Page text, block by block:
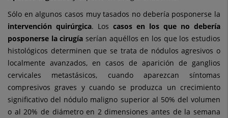
Sólo en algunos casos muy tasados no debería posponerse la
intervención quirúrgica. Los casos en los que no debería
posponerse la cirugía serían aquéllos en los que los estudios
histológicos determinen que se trata de nódulos agresivos o
localmente avanzados, en casos de aparición de ganglios
cervicales metastásicos, cuando aparezcan síntomas
compresivos graves y cuando se produzca un crecimiento
significativo del nódulo maligno superior al 50% del volumen
o al 20% de diámetro en 2 dimensiones antes de la semana